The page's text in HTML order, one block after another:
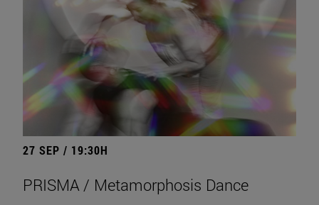
27 SEP / 19:30H
PRISMA / Metamorphosis Dance